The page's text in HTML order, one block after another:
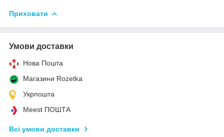
Приховати
Умови доставки
Нова Пошта
Магазини Rozetka
Укрпошта
Meest ПОШТА
Всі умови доставки